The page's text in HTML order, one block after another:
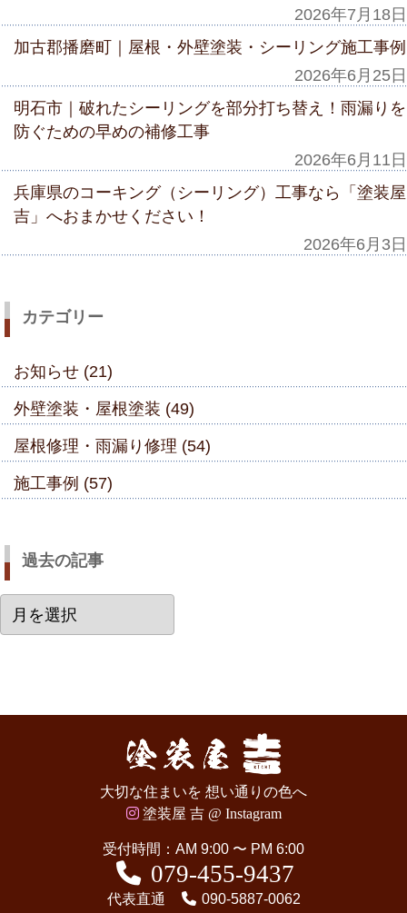
2026年7月18日
加古郡播磨町｜屋根・外壁塗装・シーリング施工事例
2026年6月25日
明石市｜破れたシーリングを部分打ち替え！雨漏りを
防ぐための早めの補修工事
2026年6月11日
兵庫県のコーキング（シーリング）工事なら「塗装屋
吉」へおまかせください！
2026年6月3日
カテゴリー
お知らせ (21)
外壁塗装・屋根塗装 (49)
屋根修理・雨漏り修理 (54)
施工事例 (57)
過去の記事
去
大切な住まいを 想い通りの色へ
塗装屋 吉 @ Instagram
受付時間：AM 9:00 〜 PM 6:00
079-455-9437
代表直通 090-5887-0062